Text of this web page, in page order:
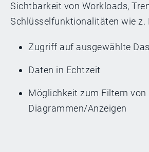
Sichtbarkeit von Workloads,
Schlüsselfunktionalitäten wie z.
Zugriff auf ausgewählte
Daten in Echtzeit
Möglichkeit zum Filtern von
Diagrammen/Anzeigen